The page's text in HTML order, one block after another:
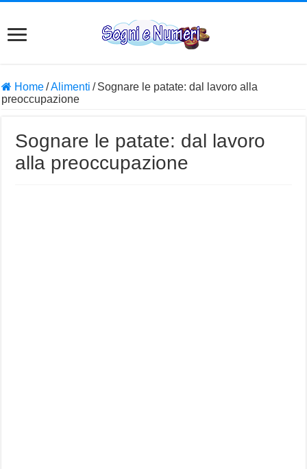
Home/Alimenti / Sognare le patate: dal lavoro alla
preoccupazione
Sognare le patate: dal lavoro
alla preoccupazione